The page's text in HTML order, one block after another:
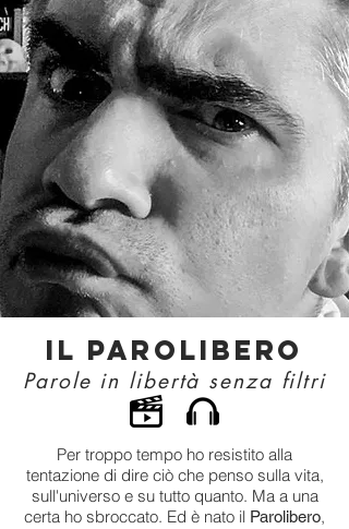
il Parolibero
Parole in libertà senza filtri
Per troppo tempo ho resistito alla
tentazione di dire ciò che penso sulla vita,
sull'universo e su tutto quanto. Ma a una
certa ho sbroccato. Ed è nato il Parolibero,